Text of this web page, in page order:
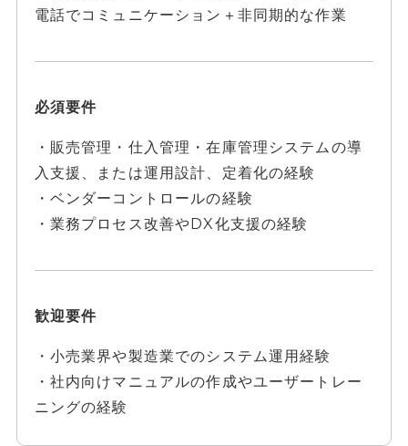
電話でコミュニケーション＋非同期的な作業
必須要件
・販売管理・仕入管理・在庫管理システムの導
入支援、または運用設計、定着化の経験
・ベンダーコントロールの経験
・業務プロセス改善やDX化支援の経験
歓迎要件
・小売業界や製造業でのシステム運用経験
・社内向けマニュアルの作成やユーザートレー
ニングの経験